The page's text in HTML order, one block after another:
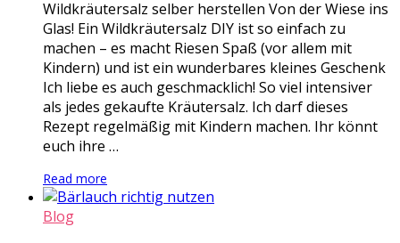
Wildkräutersalz selber herstellen Von der Wiese ins
Glas! Ein Wildkräutersalz DIY ist so einfach zu
machen – es macht Riesen Spaß (vor allem mit
Kindern) und ist ein wunderbares kleines Geschenk
Ich liebe es auch geschmacklich! So viel intensiver
als jedes gekaufte Kräutersalz. Ich darf dieses
Rezept regelmäßig mit Kindern machen. Ihr könnt
euch ihre …
Read more
Blog